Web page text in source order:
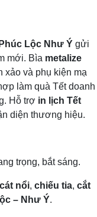
Phúc Lộc Như Ý gửi
mới. Bìa metalize
xảo và phụ kiện mạ
làm quà Tết doanh
Hỗ trợ in lịch Tết
diện thương hiệu.
trọng, bắt sáng.
cát nổi, chiếu tia, cắt
– Như Ý.